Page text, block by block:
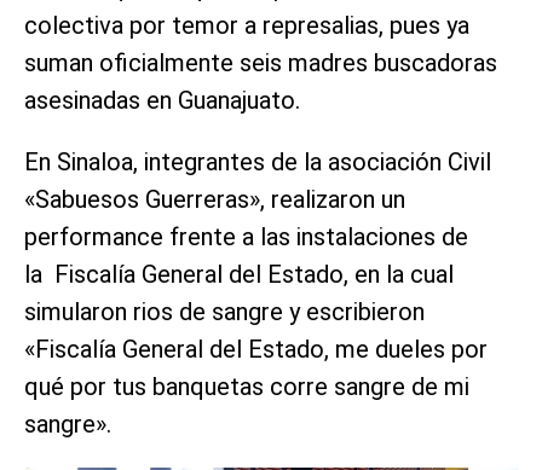
colectiva por temor a represalias, pues ya
suman oficialmente seis madres buscadoras
asesinadas en Guanajuato.
En Sinaloa, integrantes de la asociación Civil
«Sabuesos Guerreras», realizaron un
performance frente a las instalaciones de
la Fiscalía General del Estado, en la cual
simularon rios de sangre y escribieron
«Fiscalía General del Estado, me dueles por
qué por tus banquetas corre sangre de mi
sangre».